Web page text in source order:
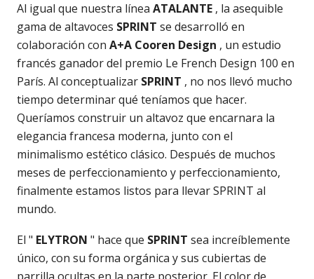
Al igual que nuestra línea ATALANTE , la asequible
gama de altavoces SPRINT se desarrolló en
colaboración con A+A Cooren Design , un estudio
francés ganador del premio Le French Design 100 en
París. Al conceptualizar SPRINT , no nos llevó mucho
tiempo determinar qué teníamos que hacer.
Queríamos construir un altavoz que encarnara la
elegancia francesa moderna, junto con el
minimalismo estético clásico. Después de muchos
meses de perfeccionamiento y perfeccionamiento,
finalmente estamos listos para llevar SPRINT al
mundo.
El " ELYTRON " hace que SPRINT sea increíblemente
único, con su forma orgánica y sus cubiertas de